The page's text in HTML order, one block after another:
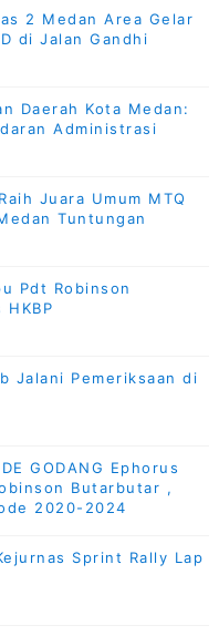
2 Medan Area Gelar
di Jalan Gandhi
Daerah Kota Medan:
Administrasi
Juara Umum MTQ
Tuntungan
Pdt Robinson
Jalani Pemeriksaan di
GODANG Ephorus
Butarbutar ,
2020-2024
Sprint Rally Lap